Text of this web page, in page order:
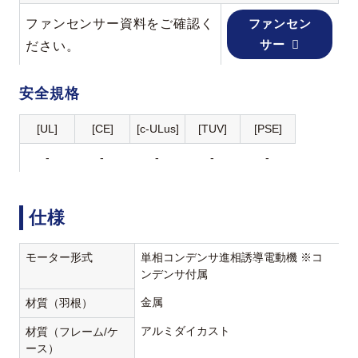
ファンセンサー資料をご確認く
ださい。
ファンセン
サー
安全規格
[UL] [CE] [c-ULus] [TUV] [PSE]
- - - - -
仕様
モーター形式
単相コンデンサ進相誘導電動機 ※コ
ンデンサ付属
材質（羽根） 金属
材質（フレーム/ケ
ース）
アルミダイカスト